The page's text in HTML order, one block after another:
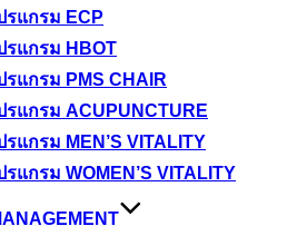
รแกรม ECP
รแกรม HBOT
รแกรม PMS CHAIR
รแกรม ACUPUNCTURE
รแกรม MEN’S VITALITY
รแกรม WOMEN’S VITALITY